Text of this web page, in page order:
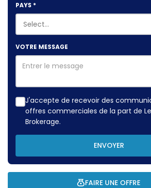
PAYS *
VOTRE MESSAGE
J'accepte de recevoir des
offres commerciales de la part de
Brokerage.
ENVOYER
FAIRE UNE OFFRE